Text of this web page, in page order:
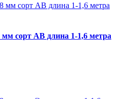
сорт АВ длина 1-1,6 метра